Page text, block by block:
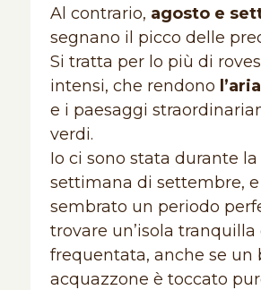
Al contrario, agosto e
segnano il picco delle
Si tratta per lo più di
intensi, che rendono
e i paesaggi
verdi.
Io ci sono stata durante la
settimana di settembre,
sembrato un periodo
trovare un’isola tranquilla
frequentata, anche se un
acquazzone è toccato